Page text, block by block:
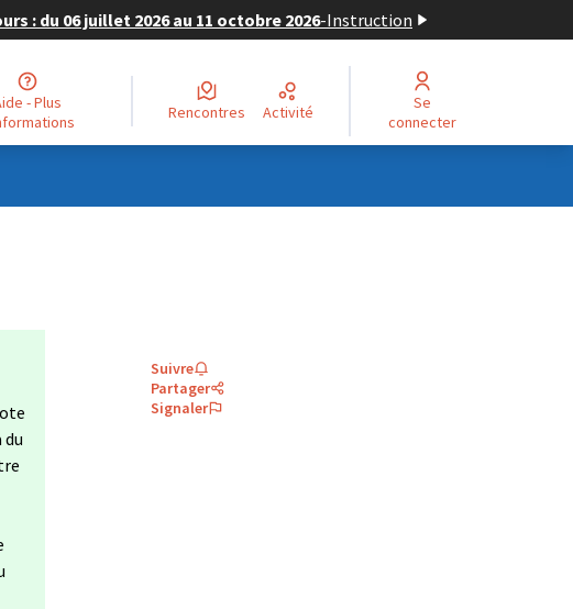
: du 06 juillet 2026 au 11 octobre 2026-Instruction
Rencontres Activité
Se
connecter
du
Suivre
Partager
Signaler